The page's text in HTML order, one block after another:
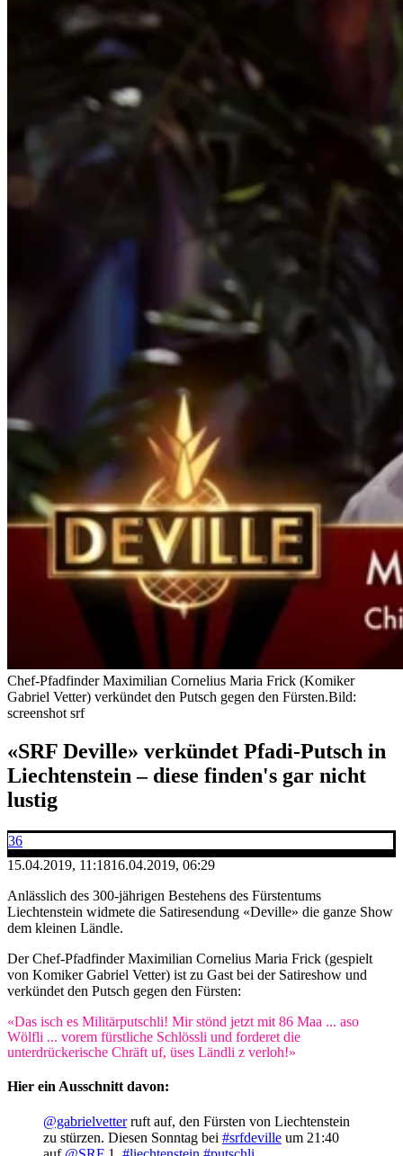
Chef-Pfadfinder Maximilian Cornelius Maria Frick (Komiker
Gabriel Vetter) verkündet den Putsch gegen den Fürsten.Bild:
screenshot srf
«SRF Deville» verkündet Pfadi-Putsch in
Liechtenstein – diese finden's gar nicht
lustig
36
15.04.2019, 11:1816.04.2019, 06:29
Anlässlich des 300-jährigen Bestehens des Fürstentums
Liechtenstein widmete die Satiresendung «Deville» die ganze Show
dem kleinen Ländle.
Der Chef-Pfadfinder Maximilian Cornelius Maria Frick (gespielt
von Komiker Gabriel Vetter) ist zu Gast bei der Satireshow und
verkündet den Putsch gegen den Fürsten:
«Das isch es Militärputschli! Mir stönd jetzt mit 86 Maa ... aso
Wölfli ... vorem fürstliche Schlössli und forderet die
unterdrückerische Chräft uf, üses Ländli z verloh!»
Hier ein Ausschnitt davon:
@gabrielvetterruft auf, den Fürsten von Liechtenstein
zu stürzen. Diesen Sonntag bei #srfdeville um 21:40